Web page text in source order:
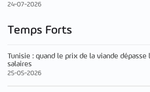
24-07-2026
Temps Forts
Tunisie : quand le prix de la viande
salaires
25-05-2026